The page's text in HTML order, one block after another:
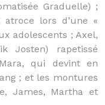
Graduelle) ;
lors d’une «
adolescents ; Axel,
Josten) rapetissé
qui devint en
; et les montures
James, Martha et